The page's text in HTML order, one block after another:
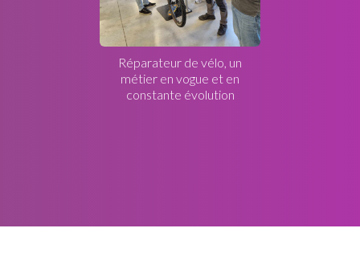
Réparateur de vélo, un
métier en vogue et en
constante évolution